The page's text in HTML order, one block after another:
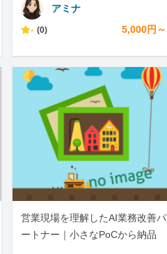
アミナ
- (0) 5,000円～
営業現場を理解したAI業務改善パ
ートナー｜小さなPoCから納品